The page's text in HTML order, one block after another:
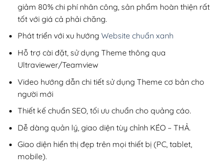
giảm 80% chi phí nhân công, sản phẩm hoàn thiện rất
tốt với giá cả phải chăng.
Phát triển với xu hướng Website chuẩn xanh
Hỗ trợ cài đặt, sử dụng Theme thông qua
Ultraviewer/Teamview
Video hướng dẫn chi tiết sử dụng Theme cơ bản cho
người mới
Thiết kế chuẩn SEO, tối ưu chuẩn cho quảng cáo.
Dễ dàng quản lý, giao diện tùy chỉnh KÉO – THẢ.
Giao diện hiển thị đẹp trên mọi thiết bị (PC, tablet,
mobile).